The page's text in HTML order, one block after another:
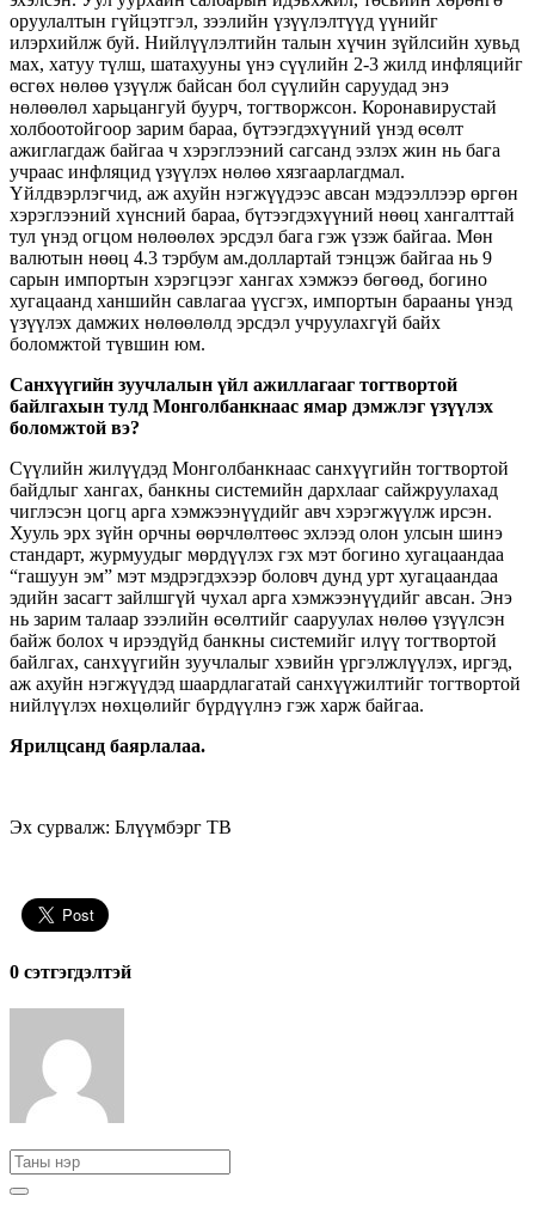
оруулалтын гүйцэтгэл, зээлийн үзүүлэлтүүд үүнийг
илэрхийлж буй. Нийлүүлэлтийн талын хүчин зүйлсийн хувьд
мах, хатуу түлш, шатахууны үнэ сүүлийн 2-3 жилд инфляцийг
өсгөх нөлөө үзүүлж байсан бол сүүлийн саруудад энэ
нөлөөлөл харьцангуй буурч, тогтворжсон. Коронавирустай
холбоотойгоор зарим бараа, бүтээгдэхүүний үнэд өсөлт
ажиглагдаж байгаа ч хэрэглээний сагсанд эзлэх жин нь бага
учраас инфляцид үзүүлэх нөлөө хязгаарлагдмал.
Үйлдвэрлэгчид, аж ахуйн нэгжүүдээс авсан мэдээллээр өргөн
хэрэглээний хүнсний бараа, бүтээгдэхүүний нөөц хангалттай
тул үнэд огцом нөлөөлөх эрсдэл бага гэж үзэж байгаа. Мөн
валютын нөөц 4.3 тэрбум ам.доллартай тэнцэж байгаа нь 9
сарын импортын хэрэгцээг хангах хэмжээ бөгөөд, богино
хугацаанд ханшийн савлагаа үүсгэх, импортын барааны үнэд
үзүүлэх дамжих нөлөөлөлд эрсдэл учруулахгүй байх
боломжтой түвшин юм.
Санхүүгийн зуучлалын үйл ажиллагааг тогтвортой
байлгахын тулд Монголбанкнаас ямар дэмжлэг үзүүлэх
боломжтой вэ?
Сүүлийн жилүүдэд Монголбанкнаас санхүүгийн тогтвортой
байдлыг хангах, банкны системийн дархлааг сайжруулахад
чиглэсэн цогц арга хэмжээнүүдийг авч хэрэгжүүлж ирсэн.
Хууль эрх зүйн орчны өөрчлөлтөөс эхлээд олон улсын шинэ
стандарт, журмуудыг мөрдүүлэх гэх мэт богино хугацаандаа
“гашуун эм” мэт мэдрэгдэхээр боловч дунд урт хугацаандаа
эдийн засагт зайлшгүй чухал арга хэмжээнүүдийг авсан. Энэ
нь зарим талаар зээлийн өсөлтийг сааруулах нөлөө үзүүлсэн
байж болох ч ирээдүйд банкны системийг илүү тогтвортой
байлгах, санхүүгийн зуучлалыг хэвийн үргэлжлүүлэх, иргэд,
аж ахуйн нэгжүүдэд шаардлагатай санхүүжилтийг тогтвортой
нийлүүлэх нөхцөлийг бүрдүүлнэ гэж харж байгаа.
Ярилцсанд баярлалаа.
Эх сурвалж: Блүүмбэрг ТВ
0 cэтгэгдэлтэй